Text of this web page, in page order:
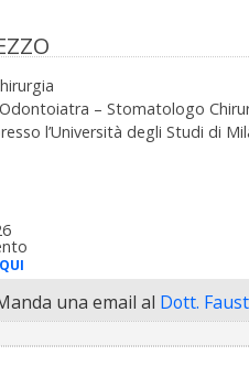
– Stomatologo
l’Università degli Studi di
una email al Dott.